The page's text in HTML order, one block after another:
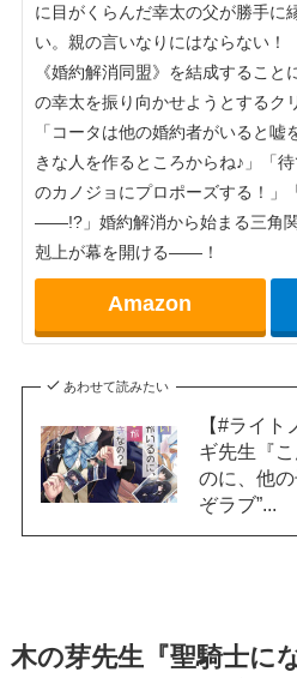
に目がくらんだ幸太の父が勝手に
い。親の言いなりにはならない
《婚約解消同盟》を結成するこ
の幸太を振り向かせようとする
「コータは他の婚約者がいると
きな人を作るところからね♪」「
のカノジョにプロポーズする！
――!?」婚約解消から始まる三角
剋上が幕を開ける――！
Amazon
あわせて読みたい
【#ライ
ギ先生『
のに、他
ぞラブ”...
木の芽先生『聖騎士に